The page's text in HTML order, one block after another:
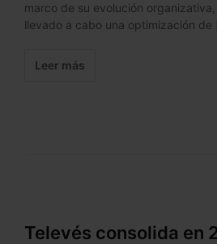
marco de su evolución
llevado a cabo una optimización de
Leer más
Televés consolida en